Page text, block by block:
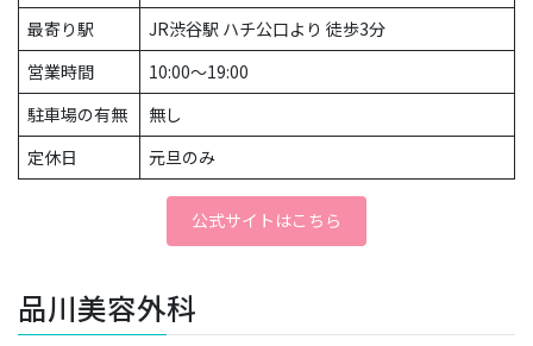
最寄り駅
JR渋谷駅 ハチ公口より 徒歩3分
営業時間
10:00～19:00
駐車場の有無
無し
定休日
元旦のみ
公式サイトはこちら
品川美容外科